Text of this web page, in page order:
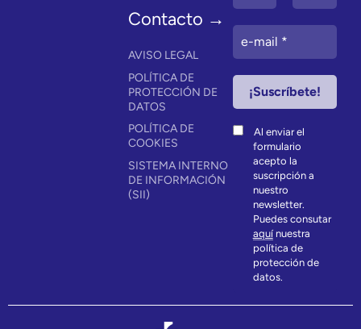
Contacto →
AVISO LEGAL
POLÍTICA DE
PROTECCIÓN DE
DATOS
POLÍTICA DE
COOKIES
SISTEMA INTERNO
DE INFORMACIÓN
(SII)
Al enviar el
formulario
acepto la
suscripción a
nuestro
newsletter.
Puedes consutar
aquínuestra
política de
protección de
datos.